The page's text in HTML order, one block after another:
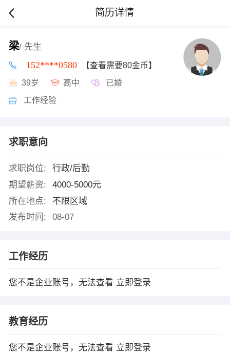
简历详情
梁/ 先生
152****0580 【查看需要80金币】
39岁 高中 已婚
工作经验
求职意向
求职岗位:
行政/后勤
期望薪资:
4000-5000元
所在地点:
不限区域
发布时间:
08-07
工作经历
您不是企业账号，无法查看 立即登录
教育经历
您不是企业账号，无法查看 立即登录